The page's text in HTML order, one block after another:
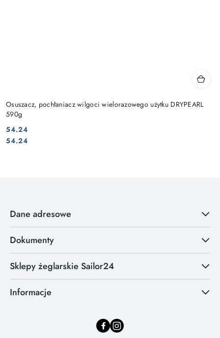
Osuszacz, pochłaniacz wilgoci wielorazowego użytku DRYPEARL
590g
Cena:
54.24
Cena:
54.24
Dane adresowe
Dokumenty
Sklepy żeglarskie Sailor24
Informacje